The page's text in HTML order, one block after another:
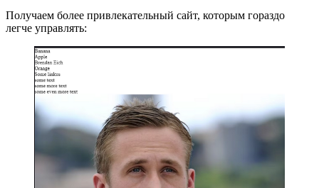
Получаем более привлекательный сайт, которым гораздо
легче управлять: